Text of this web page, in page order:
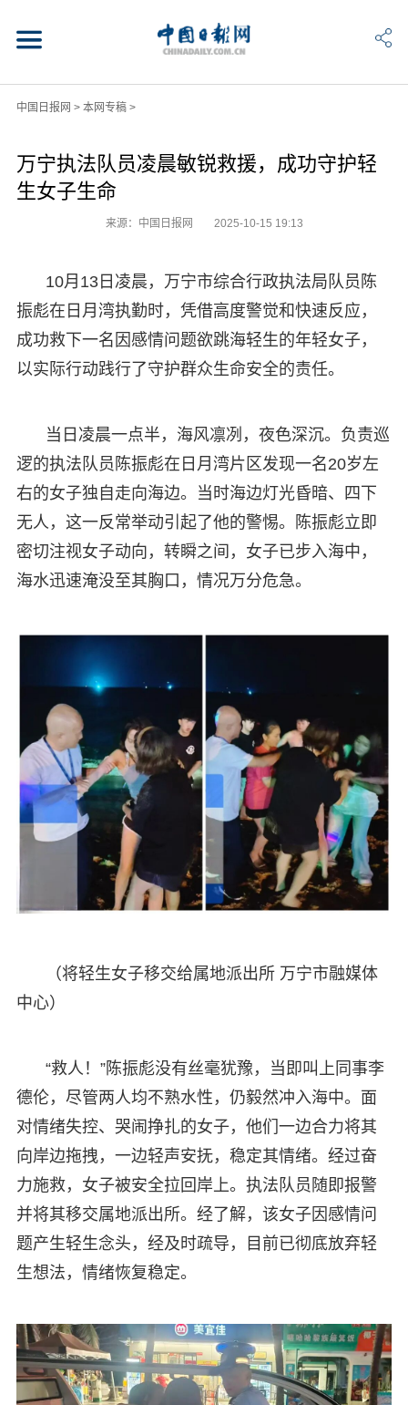
中国日报网 > 本网专稿>
万宁执法队员凌晨敏锐救援，成功守护轻
生女子生命
来源：中国日报网 2025-10-15 19:13
10月13日凌晨，万宁市综合行政执法局队员陈
振彪在日月湾执勤时，凭借高度警觉和快速反应，
成功救下一名因感情问题欲跳海轻生的年轻女子，
以实际行动践行了守护群众生命安全的责任。
当日凌晨一点半，海风凛冽，夜色深沉。负责巡
逻的执法队员陈振彪在日月湾片区发现一名20岁左
右的女子独自走向海边。当时海边灯光昏暗、四下
无人，这一反常举动引起了他的警惕。陈振彪立即
密切注视女子动向，转瞬之间，女子已步入海中，
海水迅速淹没至其胸口，情况万分危急。
（将轻生女子移交给属地派出所 万宁市融媒体
中心）
“救人！”陈振彪没有丝毫犹豫，当即叫上同事李
德伦，尽管两人均不熟水性，仍毅然冲入海中。面
对情绪失控、哭闹挣扎的女子，他们一边合力将其
向岸边拖拽，一边轻声安抚，稳定其情绪。经过奋
力施救，女子被安全拉回岸上。执法队员随即报警
并将其移交属地派出所。经了解，该女子因感情问
题产生轻生念头，经及时疏导，目前已彻底放弃轻
生想法，情绪恢复稳定。